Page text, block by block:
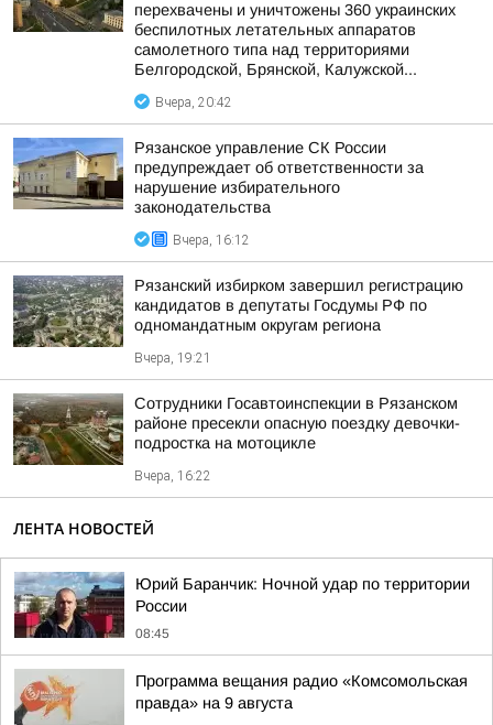
перехвачены и уничтожены 360 украинских
беспилотных летательных аппаратов
самолетного типа над территориями
Белгородской, Брянской, Калужской...
Вчера, 20:42
Рязанское управление СК России
предупреждает об ответственности за
нарушение избирательного
законодательства
Вчера, 16:12
Рязанский избирком завершил регистрацию
кандидатов в депутаты Госдумы РФ по
одномандатным округам региона
Вчера, 19:21
Сотрудники Госавтоинспекции в Рязанском
районе пресекли опасную поездку девочки-
подростка на мотоцикле
Вчера, 16:22
ЛЕНТА НОВОСТЕЙ
Юрий Баранчик: Ночной удар по территории
России
08:45
Программа вещания радио «Комсомольская
правда» на 9 августа